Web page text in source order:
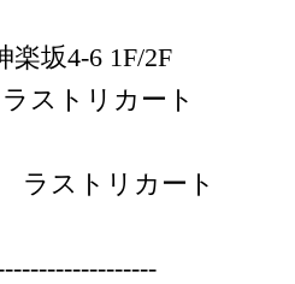
坂4-6 1F/2F
ストリカート
ラストリカート